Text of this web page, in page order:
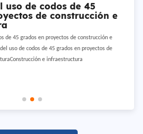
asegurar suavidad
al producir la tubería
costura recta
suavidad según sea necesario al producir tubería
Molde de laminación: el método general del
el polvo de vidrio en una estera de vidrio
uso de codos de 45
de construcción e
de 45 grados en proyectos de construcción e
uso de codos de 45 grados en proyectos de
e infraestructura
proceso de tratamiento
de aceite
tratamiento térmico de la carcasa de aceite El
más importante en el procesamiento de la
y la calidad de la aleta